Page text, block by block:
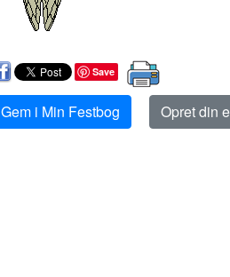
Save
Gem i Min Festbog Opret din